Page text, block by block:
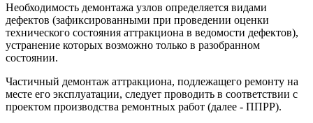
Необходимость демонтажа узлов определяется видами
дефектов (зафиксированными при проведении оценки
технического состояния аттракциона в ведомости дефектов),
устранение которых возможно только в разобранном
состоянии.
Частичный демонтаж аттракциона, подлежащего ремонту на
месте его эксплуатации, следует проводить в соответствии с
проектом производства ремонтных работ (далее - ППРР).